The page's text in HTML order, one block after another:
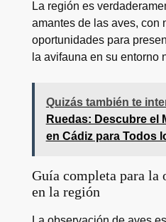
La región es
amantes de las aves, con
oportunidades para
la avifauna en su entorno
Quizás también te
Ruedas: Descubre el
en Cádiz para Todos
Guía completa para la
en la región